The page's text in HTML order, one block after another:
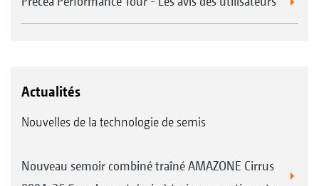
Actualités
Nouvelles de la technologie de semis
Nouveau semoir combiné traîné AMAZONE Cirrus